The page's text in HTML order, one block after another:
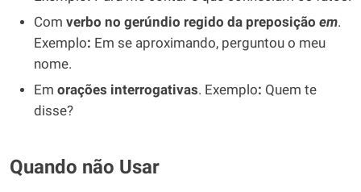
Com verbo no gerúndio regido da preposição em.
Exemplo: Em se aproximando, perguntou o meu
nome.
Em orações interrogativas. Exemplo: Quem te
disse?
Quando não Usar